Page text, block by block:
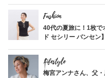
Fashion
40代の夏旅に！1枚で
ド セシリー バンセン
Lifestyle
梅宮アンナさん、父